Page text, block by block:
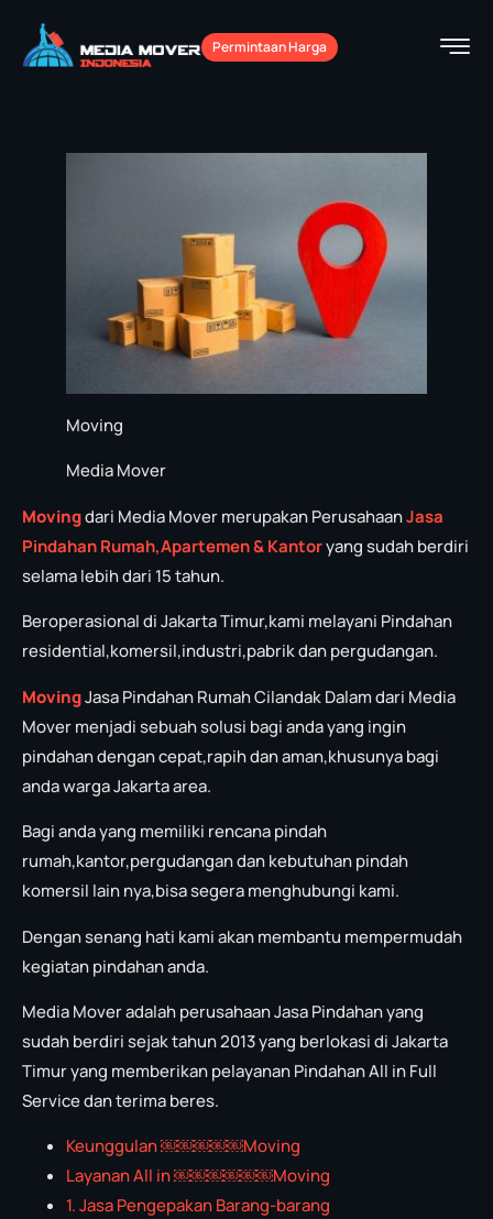
Permintaan Harga
Moving
Media Mover
Movingdari Media Mover merupakan PerusahaanJasa
Pindahan Rumah,Apartemen & Kantoryang sudah berdiri
selama lebih dari 15 tahun.
Beroperasional di Jakarta Timur,kami melayani Pindahan
residential,komersil,industri,pabrik dan pergudangan.
MovingJasa Pindahan Rumah Cilandak Dalam dari Media
Mover menjadi sebuah solusi bagi anda yang ingin
pindahan dengan cepat,rapih dan aman,khusunya bagi
anda warga Jakarta area.
Bagi anda yang memiliki rencana pindah
rumah,kantor,pergudangan dan kebutuhan pindah
komersil lain nya,bisa segera menghubungi kami.
Dengan senang hati kami akan membantu mempermudah
kegiatan pindahan anda.
Media Mover adalah perusahaan Jasa Pindahan yang
sudah berdiri sejak tahun 2013 yang berlokasi di Jakarta
Timur yang memberikan pelayanan Pindahan All in Full
Service dan terima beres.
Keunggulan ￼￼￼￼￼Moving
Layanan All in ￼￼￼￼￼￼Moving
1. Jasa Pengepakan Barang-barang